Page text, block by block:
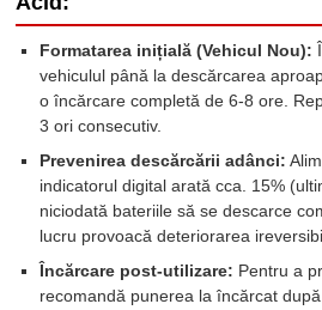
Formatarea inițială (Vehicul Nou):
vehiculul până la descărcarea
o încărcare completă de 6-8 ore.
3 ori consecutiv.
Prevenirea descărcării adânci:
indicatorul digital arată cca. 15%
niciodată bateriile să se descarce
lucru provoacă deteriorarea
Încărcare post-utilizare: Pentru a
recomandă punerea la încărcat